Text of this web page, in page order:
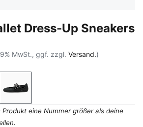
Dress-Up Sneakers
MwSt., ggf. zzgl. Versand.)
Black
Glow-PUMA Black
PUMA Black
eine Nummer größer als deine